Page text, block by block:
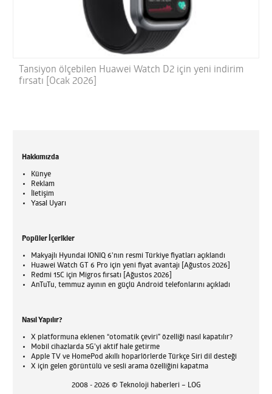
Tansiyon ölçebilen Huawei Watch D2 için yeni indirim
fırsatı [Ocak 2026]
Hakkımızda
Künye
Reklam
İletişim
Yasal Uyarı
Popüler İçerikler
Makyajlı Hyundai IONIQ 6'nın resmi Türkiye fiyatları açıklandı
Huawei Watch GT 6 Pro için yeni fiyat avantajı [Ağustos 2026]
Redmi 15C için Migros fırsatı [Ağustos 2026]
AnTuTu, temmuz ayının en güçlü Android telefonlarını açıkladı
Nasıl Yapılır?
X platformuna eklenen “otomatik çeviri” özelliği nasıl kapatılır?
Mobil cihazlarda 5G’yi aktif hale getirme
Apple TV ve HomePod akıllı hoparlörlerde Türkçe Siri dil desteği
X için gelen görüntülü ve sesli arama özelliğini kapatma
2008 - 2026 © Teknoloji haberleri – LOG